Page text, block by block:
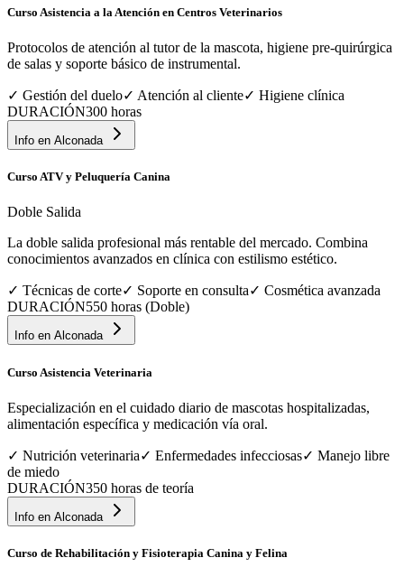
Curso Asistencia a la Atención en Centros Veterinarios
Protocolos de atención al tutor de la mascota, higiene pre-quirúrgica
de salas y soporte básico de instrumental.
✓ Gestión del duelo✓ Atención al cliente✓ Higiene clínica
DURACIÓN300 horas
Info en Alconada
Curso ATV y Peluquería Canina
Doble Salida
La doble salida profesional más rentable del mercado. Combina
conocimientos avanzados en clínica con estilismo estético.
✓ Técnicas de corte✓ Soporte en consulta✓ Cosmética avanzada
DURACIÓN550 horas (Doble)
Info en Alconada
Curso Asistencia Veterinaria
Especialización en el cuidado diario de mascotas hospitalizadas,
alimentación específica y medicación vía oral.
✓ Nutrición veterinaria✓ Enfermedades infecciosas✓ Manejo libre
de miedo
DURACIÓN350 horas de teoría
Info en Alconada
Curso de Rehabilitación y Fisioterapia Canina y Felina